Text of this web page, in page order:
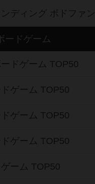
ディング ボドファン
ードゲーム
ドゲーム TOP50
ドゲーム TOP50
ゲーム TOP50
ゲーム TOP50
ーム TOP50